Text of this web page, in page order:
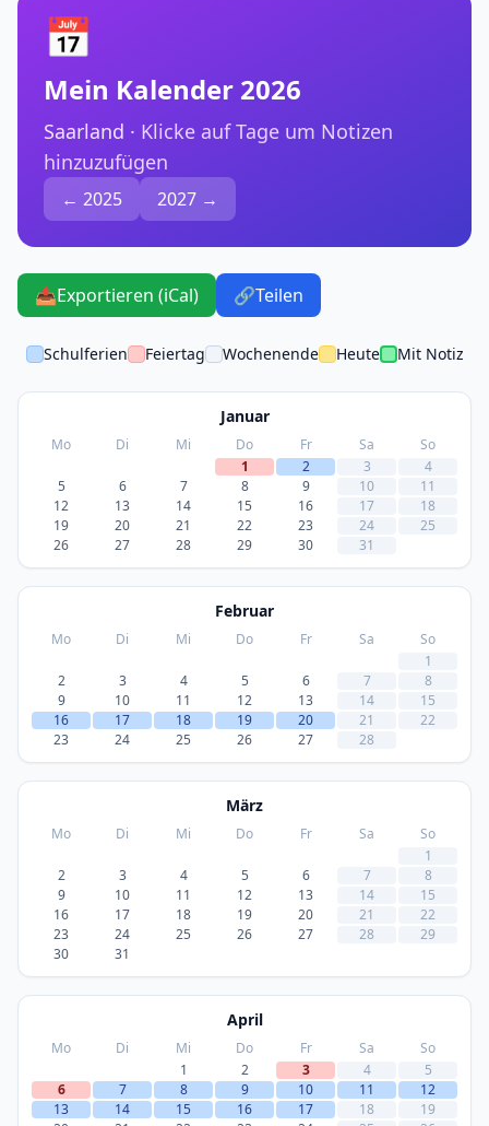
📅
Mein Kalender 2026
Saarland · Klicke auf Tage um Notizen
hinzuzufügen
← 2025 2027 →
📤Exportieren (iCal) 🔗Teilen
Schulferien Feiertag Wochenende Heute Mit Notiz
Januar
Mo Di Mi Do Fr Sa
So
1
2 3
4
5
6 7 8 9 10
11
12
13 14 15 16 17
18
19
20 21 22 23 24
25
26
27 28 29 30 31
Februar
Mo Di Mi Do Fr Sa
So
1
2
3 4 5 6 7
8
9
10 11 12 13 14
15
16
17 18 19 20 21
22
23
24 25 26 27 28
März
Mo Di Mi Do Fr Sa
So
1
2
3 4 5 6 7
8
9
10 11 12 13 14
15
16
17 18 19 20 21
22
23
24 25 26 27 28
29
30
31
April
Mo Di Mi Do Fr Sa
So
1
2 3 4
5
6
7 8 9 10 11
12
13
14 15 16 17 18
19